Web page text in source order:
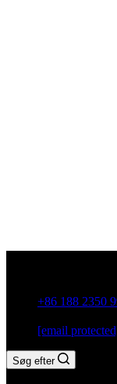
+86 188 2350
[email
Søg efter